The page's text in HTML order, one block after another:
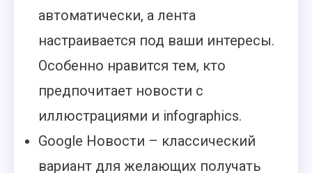
автоматически, а лента
настраивается под ваши интересы.
Особенно нравится тем, кто
предпочитает новости с
иллюстрациями и infographics.
Google Новости – классический
вариант для желающих получать